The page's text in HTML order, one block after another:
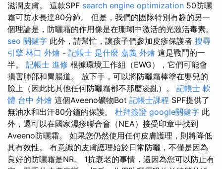
滋潤皮膚。 這款SPF search engine optimization 50防曬
霜可防水長達80分鐘。 但是，我們的團隊特別有趣的另一
個理論是，防曬霜的作用像是在珊瑚中激活的光激活毒素。
seo 關鍵字 此外，請幫忙，讓孩子們參加皮疹保護者 搜尋
引擎 林口 外燴 - 記帳士 是什麼 嘉義 外燴 這是戰鬥的一
半。 記帳士 進修 根據環境工作組（EWG），它們可能會
損害肺部和胃腸道。 放下手，可以將防曬霜棒塗在嬰兒的
臉上（因此比其他任何防曬霜都不那麼凌亂）。 記帳士 軟
體 台中 外燴 這個Aveeno礦物Bot 記帳士課程 SPF提供了
無油水和出汗80分鐘的保護。 杜拜簽證 google關鍵字 此
外，還可以在國家濕疹聯合會（NEA）接受印章中找到
Aveeno防曬霜。 如果您仍然使用任何皮膚護理，則將降低
其有效性。 有意識的皮膚護理始於日常防曬，不僅是因為
良好的防曬霜是NR。 1抗衰老的事情，還因為您可以防止有